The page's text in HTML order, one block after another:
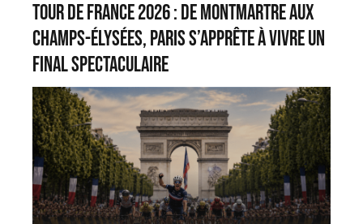
Tour de France 2026 : de Montmartre aux
Champs-Élysées, Paris s’apprête à vivre un
final spectaculaire